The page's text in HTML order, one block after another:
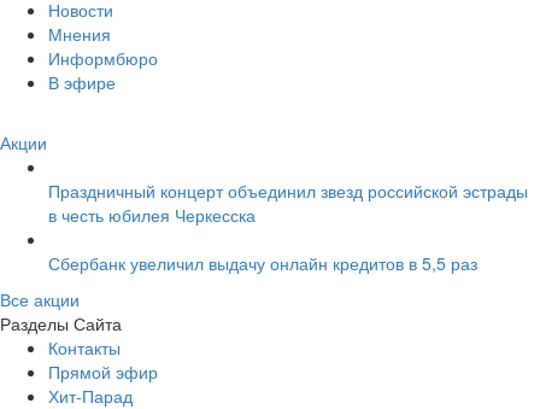
Новости
Мнения
Информбюро
В эфире
Акции
Праздничный концерт объединил звезд российской эстрады
в честь юбилея Черкесска
Сбербанк увеличил выдачу онлайн кредитов в 5,5 раз
Все акции
Разделы Сайта
Контакты
Прямой эфир
Хит-Парад